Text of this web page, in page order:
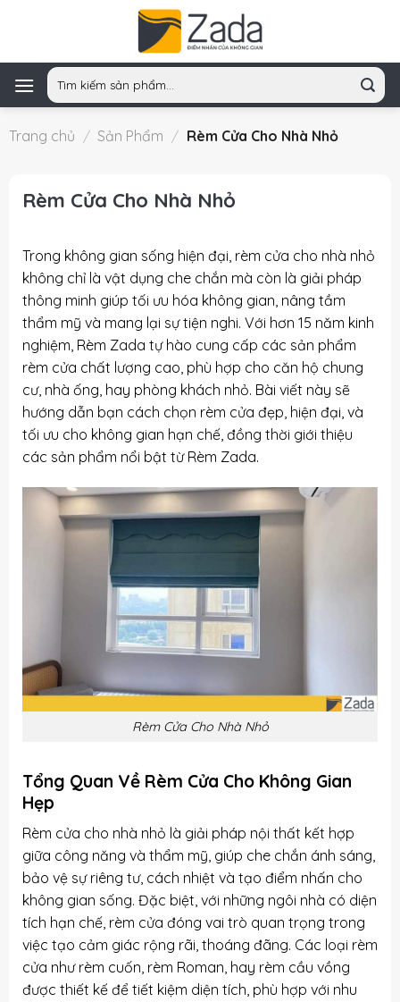
Tìm
kiếm:
Trang chủ / Sản Phẩm / Rèm Cửa Cho Nhà Nhỏ
Rèm Cửa Cho Nhà Nhỏ
Trong không gian sống hiện đại, rèm cửa cho nhà nhỏ
không chỉ là vật dụng che chắn mà còn là giải pháp
thông minh giúp tối ưu hóa không gian, nâng tầm
thẩm mỹ và mang lại sự tiện nghi. Với hơn 15 năm kinh
nghiệm, Rèm Zada tự hào cung cấp các sản phẩm
rèm cửa chất lượng cao, phù hợp cho căn hộ chung
cư, nhà ống, hay phòng khách nhỏ. Bài viết này sẽ
hướng dẫn bạn cách chọn rèm cửa đẹp, hiện đại, và
tối ưu cho không gian hạn chế, đồng thời giới thiệu
các sản phẩm nổi bật từ Rèm Zada.
Rèm Cửa Cho Nhà Nhỏ
Tổng Quan Về Rèm Cửa Cho Không Gian
Hẹp
Rèm cửa cho nhà nhỏ là giải pháp nội thất kết hợp
giữa công năng và thẩm mỹ, giúp che chắn ánh sáng,
bảo vệ sự riêng tư, cách nhiệt và tạo điểm nhấn cho
không gian sống. Đặc biệt, với những ngôi nhà có diện
tích hạn chế, rèm cửa đóng vai trò quan trọng trong
việc tạo cảm giác rộng rãi, thoáng đãng. Các loại rèm
cửa như rèm cuốn, rèm Roman, hay rèm cầu vồng
được thiết kế để tiết kiệm diện tích, phù hợp với nhu